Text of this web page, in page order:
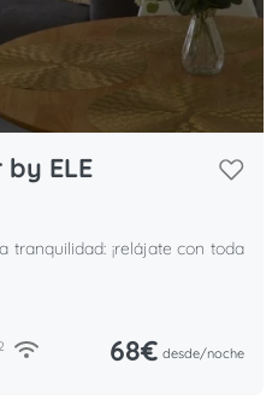
ELE
tranquilidad: ¡relájate con toda
2 68€ desde/noche